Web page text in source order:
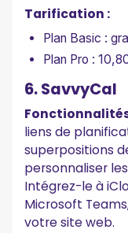
Tarification :
Plan Basic :
Plan Pro :
6. SavvyCal
liens de
superpositions
personnaliser
Intégrez-le à
Microsoft
votre site web.